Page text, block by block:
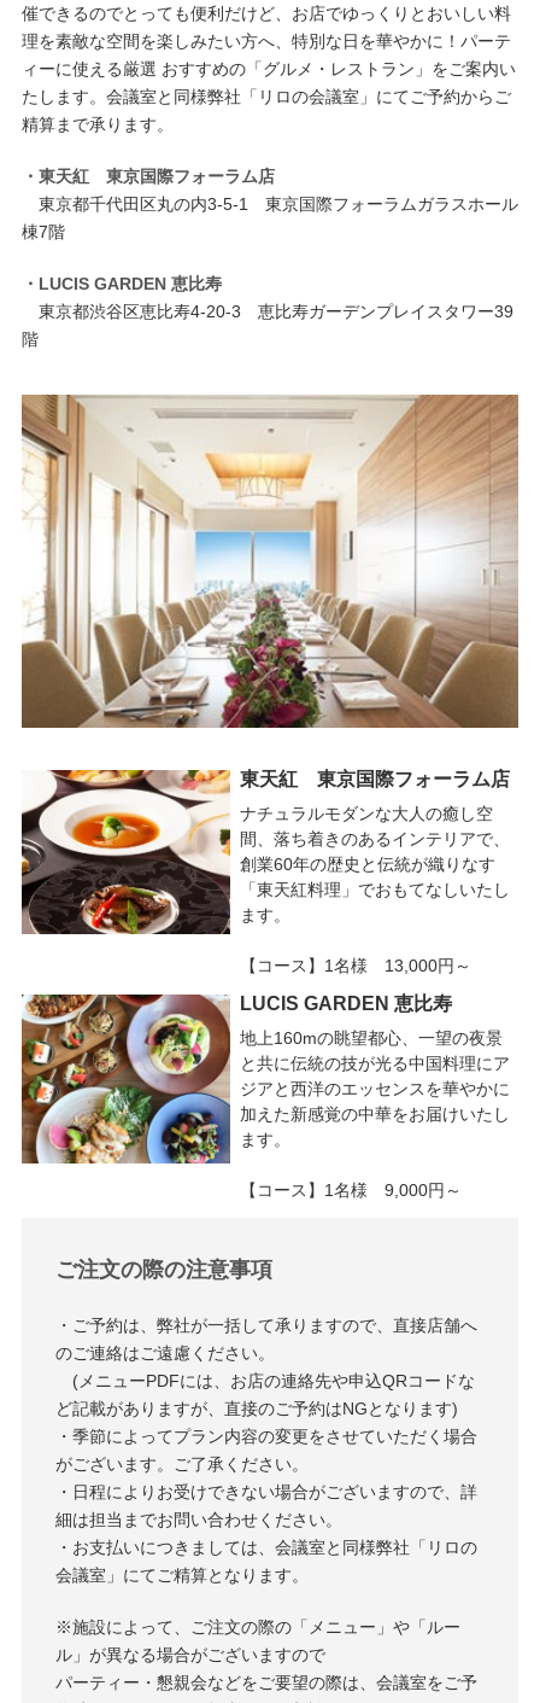
催できるのでとっても便利だけど、お店でゆっくりとおいしい料
理を素敵な空間を楽しみたい方へ、特別な日を華やかに！パーテ
ィーに使える厳選 おすすめの「グルメ・レストラン」をご案内い
たします。会議室と同様弊社「リロの会議室」にてご予約からご
精算まで承ります。
・東天紅 東京国際フォーラム店
東京都千代田区丸の内3-5-1 東京国際フォーラムガラスホール
棟7階
・LUCIS GARDEN 恵比寿
東京都渋谷区恵比寿4-20-3 恵比寿ガーデンプレイスタワー39
階
東天紅 東京国際フォーラム店
ナチュラルモダンな大人の癒し空
間、落ち着きのあるインテリアで、
創業60年の歴史と伝統が織りなす
「東天紅料理」でおもてなしいたし
ます。
【コース】1名様 13,000円～
LUCIS GARDEN 恵比寿
地上160mの眺望都心、一望の夜景
と共に伝統の技が光る中国料理にア
ジアと西洋のエッセンスを華やかに
加えた新感覚の中華をお届けいたし
ます。
【コース】1名様 9,000円～
ご注文の際の注意事項
・ご予約は、弊社が一括して承りますので、直接店舗へ
のご連絡はご遠慮ください。
(メニューPDFには、お店の連絡先や申込QRコードな
ど記載がありますが、直接のご予約はNGとなります)
・季節によってプラン内容の変更をさせていただく場合
がございます。ご了承ください。
・日程によりお受けできない場合がございますので、詳
細は担当までお問い合わせください。
・お支払いにつきましては、会議室と同様弊社「リロの
会議室」にてご精算となります。
※施設によって、ご注文の際の「メニュー」や「ルー
ル」が異なる場合がございますので
パーティー・懇親会などをご要望の際は、会議室をご予